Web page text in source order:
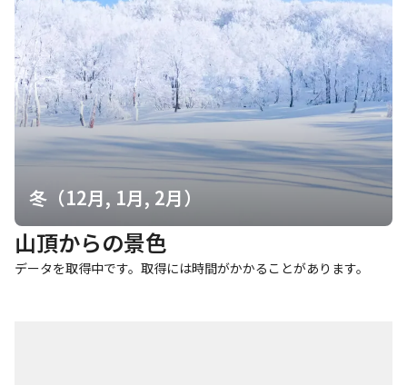
冬（12月, 1月, 2月）
山頂からの景色
データを取得中です。取得には時間がかかることがあります。